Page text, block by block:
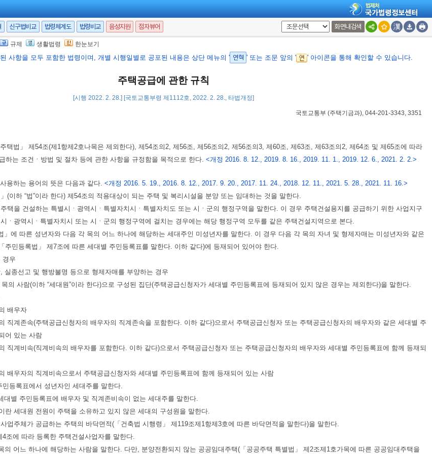
신구법비교 법령체계도 법령비교 음성지원 점자뷰어 화면내검색
규제 생활법령 한눈보기
사항을 모두 포함한 법령이며, 개별 시행일별로 공포된 내용은 상단 메뉴의 ' 연혁 ' 또는 조문 앞의 ' ' 아이콘을 통해 확인할 수 있습니다.
주택공급에 관한 규칙
[시행 2022. 2. 28.] [국토교통부령 제1112호, 2022. 2. 28., 타법개정]
국토교통부 (주택기금과), 044-201-3343, 3351
택법」 제54조(제1항제2호나목은 제외한다), 제54조의2, 제56조, 제56조의2, 제56조의3, 제60조, 제63조, 제63조의2, 제64조 및 제65조에 따라
하는 조건ㆍ방법 및 절차 등에 관한 사항을 규정함을 목적으로 한다. <개정 2016. 8. 12., 2019. 8. 16., 2019. 11. 1., 2019. 12. 6., 2021. 2. 2.>
용하는 용어의 뜻은 다음과 같다. <개정 2016. 5. 19., 2016. 8. 12., 2017. 9. 20., 2017. 11. 24., 2018. 12. 11., 2021. 5. 28., 2021. 11. 16.>
」(이하 “법”이라 한다) 제54조의 적용대상이 되는 주택 및 복리시설을 분양 또는 임대하는 것을 말한다.
주택을 건설하는 특별시ㆍ광역시ㆍ특별자치시ㆍ특별자치도 또는 시ㆍ군의 행정구역을 말한다. 이 경우 주택건설용지를 공급하기 위한 사업지구
ㆍ광역시ㆍ특별자치시 또는 시ㆍ군의 행정구역에 걸치는 경우에는 해당 행정구역 모두를 같은 주택건설지역으로 본다.
」에 따른 성년자와 다음 각 목의 어느 하나에 해당하는 세대주인 미성년자를 말한다. 이 경우 다음 각 목의 자녀 및 형제자매는 미성년자와 같은
주민등록법」 제7조에 따른 세대별 주민등록표를 말한다. 이하 같다)에 등재되어 있어야 한다.
경우
실종선고 및 행방불명 등으로 형제자매를 부양하는 경우
목의 사람(이하 “세대원”이라 한다)으로 구성된 집단(주택공급신청자가 세대별 주민등록표에 등재되어 있지 않은 경우는 제외한다)을 말한다.
배우자
직계존속(주택공급신청자의 배우자의 직계존속을 포함한다. 이하 같다)으로서 주택공급신청자 또는 주택공급신청자의 배우자와 같은 세대별 주
어 있는 사람
직계비속(직계비속의 배우자를 포함한다. 이하 같다)으로서 주택공급신청자 또는 주택공급신청자의 배우자와 세대별 주민등록표에 함께 등재되
배우자의 직계비속으로서 주택공급신청자와 세대별 주민등록표에 함께 등재되어 있는 사람
민등록표에서 성년자인 세대주를 말한다.
대별 주민등록표에 배우자 및 직계존비속이 없는 세대주를 말한다.
란 세대원 전원이 주택을 소유하고 있지 않은 세대의 구성원을 말한다.
사업주체가 공급하는 주택의 바닥면적(「건축법 시행령」 제119조제1항제3호에 따른 바닥면적을 말한다)을 말한다.
4조에 따라 등록한 주택건설사업자를 말한다.
의 어느 하나에 해당하는 사람을 말한다. 다만, 분양전환되지 않는 공공임대주택(「공공주택 특별법」 제2조제1호가목에 따른 공공임대주택을